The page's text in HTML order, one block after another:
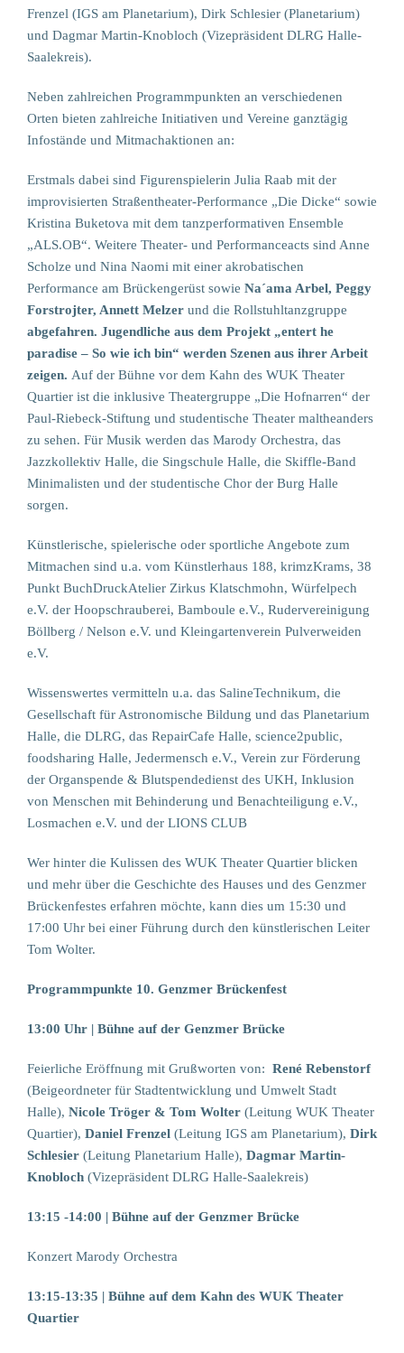
Frenzel (IGS am Planetarium), Dirk Schlesier (Planetarium)
und Dagmar Martin-Knobloch (Vizepräsident DLRG Halle-
Saalekreis).
Neben zahlreichen Programmpunkten an verschiedenen
Orten bieten zahlreiche Initiativen und Vereine ganztägig
Infostände und Mitmachaktionen an:
Erstmals dabei sind Figurenspielerin Julia Raab mit der
improvisierten Straßentheater-Performance „Die Dicke“ sowie
Kristina Buketova mit dem tanzperformativen Ensemble
„ALS.OB“. Weitere Theater- und Performanceacts sind Anne
Scholze und Nina Naomi mit einer akrobatischen
Performance am Brückengerüst sowie Na´ama Arbel, Peggy
Forstrojter, Annett Melzer und die Rollstuhltanzgruppe
abgefahren. Jugendliche aus dem Projekt „entert he
paradise – So wie ich bin“ werden Szenen aus ihrer Arbeit
zeigen. Auf der Bühne vor dem Kahn des WUK Theater
Quartier ist die inklusive Theatergruppe „Die Hofnarren“ der
Paul-Riebeck-Stiftung und studentische Theater maltheanders
zu sehen. Für Musik werden das Marody Orchestra, das
Jazzkollektiv Halle, die Singschule Halle, die Skiffle-Band
Minimalisten und der studentische Chor der Burg Halle
sorgen.
Künstlerische, spielerische oder sportliche Angebote zum
Mitmachen sind u.a. vom Künstlerhaus 188, krimzKrams, 38
Punkt BuchDruckAtelier Zirkus Klatschmohn, Würfelpech
e.V. der Hoopschrauberei, Bamboule e.V., Rudervereinigung
Böllberg / Nelson e.V. und Kleingartenverein Pulverweiden
e.V.
Wissenswertes vermitteln u.a. das SalineTechnikum, die
Gesellschaft für Astronomische Bildung und das Planetarium
Halle, die DLRG, das RepairCafe Halle, science2public,
foodsharing Halle, Jedermensch e.V., Verein zur Förderung
der Organspende & Blutspendedienst des UKH, Inklusion
von Menschen mit Behinderung und Benachteiligung e.V.,
Losmachen e.V. und der LIONS CLUB
Wer hinter die Kulissen des WUK Theater Quartier blicken
und mehr über die Geschichte des Hauses und des Genzmer
Brückenfestes erfahren möchte, kann dies um 15:30 und
17:00 Uhr bei einer Führung durch den künstlerischen Leiter
Tom Wolter.
Programmpunkte 10. Genzmer Brückenfest
13:00 Uhr | Bühne auf der Genzmer Brücke
Feierliche Eröffnung mit Grußworten von: René Rebenstorf
(Beigeordneter für Stadtentwicklung und Umwelt Stadt
Halle), Nicole Tröger & Tom Wolter (Leitung WUK Theater
Quartier), Daniel Frenzel (Leitung IGS am Planetarium), Dirk
Schlesier (Leitung Planetarium Halle), Dagmar Martin-
Knobloch (Vizepräsident DLRG Halle-Saalekreis)
13:15 -14:00 | Bühne auf der Genzmer Brücke
Konzert Marody Orchestra
13:15-13:35 | Bühne auf dem Kahn des WUK Theater
Quartier